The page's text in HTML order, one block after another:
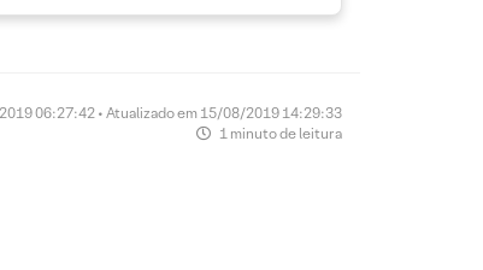
06:27:42 • Atualizado em 15/08/2019 14:29:33
1 minuto de leitura